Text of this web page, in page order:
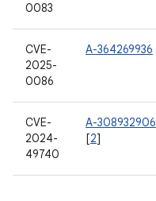
0083
CVE-
2025-
0086
A-364269936
CVE-
2024-
49740
A-308932906
[2]